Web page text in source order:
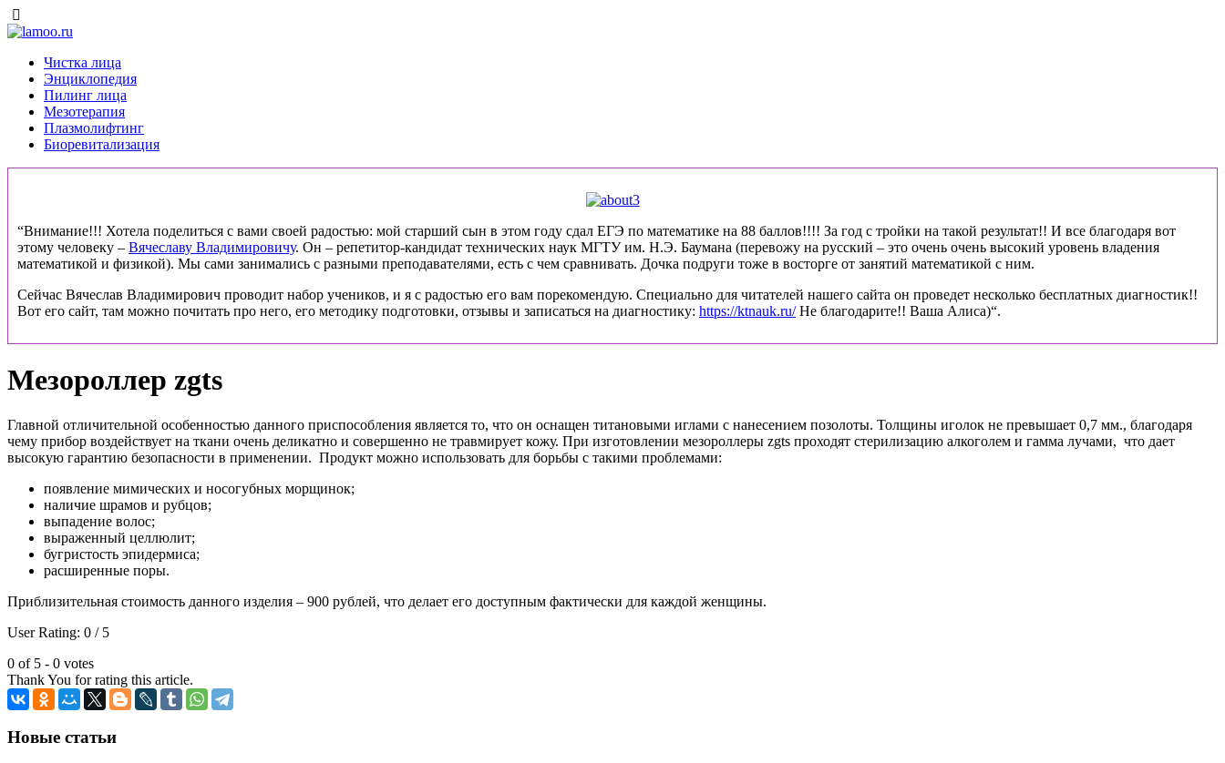
Чистка лица
Энциклопедия
Пилинг лица
Мезотерапия
Плазмолифтинг
Биоревитализация
“Внимание!!! Хотела поделиться с вами своей радостью: мой старший сын в этом году сдал ЕГЭ по математике на 88 баллов!!!! За год с тройки на такой результат!! И все благодаря вот
этому человеку – Вячеславу Владимировичу. Он – репетитор-кандидат технических наук МГТУ им. Н.Э. Баумана (перевожу на русский – это очень очень высокий уровень владения
математикой и физикой). Мы сами занимались с разными преподавателями, есть с чем сравнивать. Дочка подруги тоже в восторге от занятий математикой с ним.
Сейчас Вячеслав Владимирович проводит набор учеников, и я с радостью его вам порекомендую. Специально для читателей нашего сайта он проведет несколько бесплатных диагностик!!
Вот его сайт, там можно почитать про него, его методику подготовки, отзывы и записаться на диагностику: https://ktnauk.ru/Не благодарите!! Ваша Алиса)“.
Мезороллер zgts
Главной отличительной особенностью данного приспособления является то, что он оснащен титановыми иглами с нанесением позолоты. Толщины иголок не превышает 0,7 мм., благодаря
чему прибор воздействует на ткани очень деликатно и совершенно не травмирует кожу. При изготовлении мезороллеры zgts проходят стерилизацию алкоголем и гамма лучами, что дает
высокую гарантию безопасности в применении. Продукт можно использовать для борьбы с такими проблемами:
появление мимических и носогубных морщинок;
наличие шрамов и рубцов;
выпадение волос;
выраженный целлюлит;
бугристость эпидермиса;
расширенные поры.
Приблизительная стоимость данного изделия – 900 рублей, что делает его доступным фактически для каждой женщины.
User Rating: 0 / 5
0 of 5 - 0 votes
Thank You for rating this article.
Новые статьи